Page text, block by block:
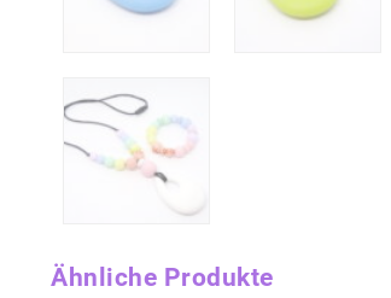
Ähnliche Produkte